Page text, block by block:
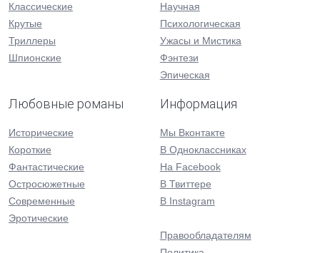
Классические
Крутые
Триллеры
Шпионские
Научная
Психологическая
Ужасы и Мистика
Фэнтези
Эпическая
Любовные романы
Исторические
Короткие
Фантастические
Остросюжетные
Современные
Эротические
Информация
Мы Вконтакте
В Одноклассниках
На Facebook
В Твиттере
В Instagram
Правообладателям